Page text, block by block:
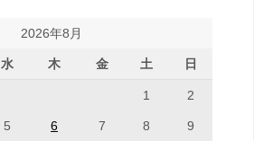
2026年8月
水 木 金 土 日
1 2
5 6 7 8 9